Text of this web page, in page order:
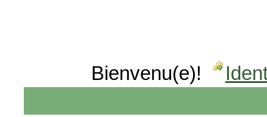
Bienvenu(e)!